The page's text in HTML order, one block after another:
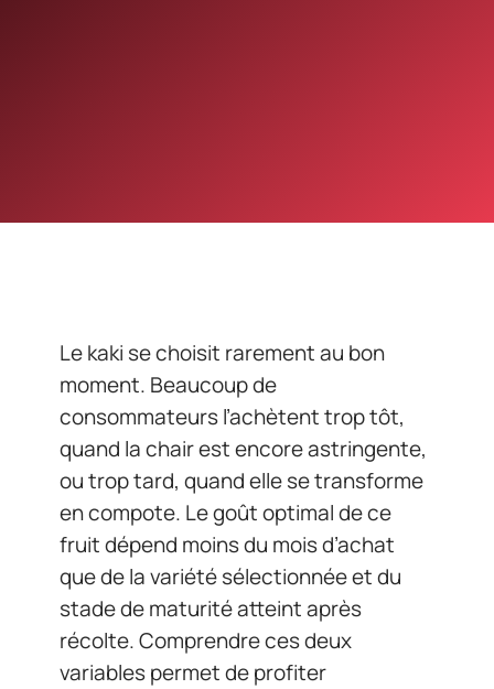
Le kaki se choisit rarement au bon
moment. Beaucoup de
consommateurs l’achètent trop tôt,
quand la chair est encore astringente,
ou trop tard, quand elle se transforme
en compote. Le goût optimal de ce
fruit dépend moins du mois d’achat
que de la variété sélectionnée et du
stade de maturité atteint après
récolte. Comprendre ces deux
variables permet de profiter